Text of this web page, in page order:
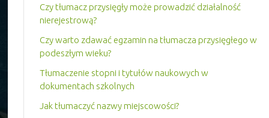
Czy tłumacz przysięgły może prowadzić działalność
nierejestrową?
Czy warto zdawać egzamin na tłumacza przysięgłego w
podeszłym wieku?
Tłumaczenie stopni i tytułów naukowych w
dokumentach szkolnych
Jak tłumaczyć nazwy miejscowości?